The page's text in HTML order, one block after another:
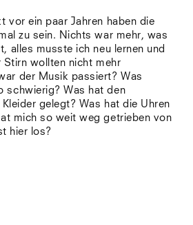
vor ein paar Jahren haben die
zu sein. Nichts war mehr, was
alles musste ich neu lernen und
Stirn wollten nicht mehr
der Musik passiert? Was
schwierig? Was hat den
gelegt? Was hat die Uhren
mich so weit weg getrieben von
hier los?